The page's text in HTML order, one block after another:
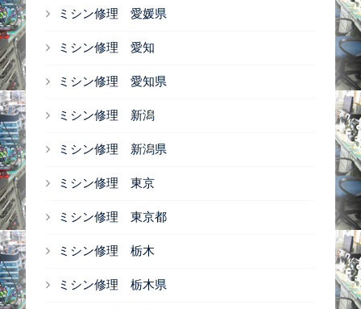
ミシン修理 愛媛県
ミシン修理 愛知
ミシン修理 愛知県
ミシン修理 新潟
ミシン修理 新潟県
ミシン修理 東京
ミシン修理 東京都
ミシン修理 栃木
ミシン修理 栃木県